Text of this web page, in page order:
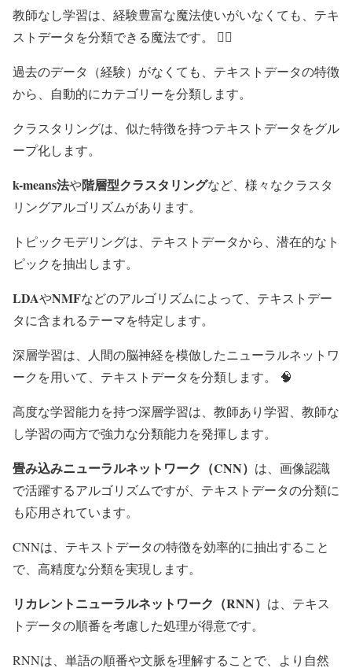
教師なし学習は、経験豊富な魔法使いがいなくても、テキ
ストデータを分類できる魔法です。 🧙‍♀️
過去のデータ（経験）がなくても、テキストデータの特徴
から、自動的にカテゴリーを分類します。
クラスタリングは、似た特徴を持つテキストデータをグル
ープ化します。
k-means法や階層型クラスタリングなど、様々なクラスタ
リングアルゴリズムがあります。
トピックモデリングは、テキストデータから、潜在的なト
ピックを抽出します。
LDAやNMFなどのアルゴリズムによって、テキストデー
タに含まれるテーマを特定します。
深層学習は、人間の脳神経を模倣したニューラルネットワ
ークを用いて、テキストデータを分類します。 🧠
高度な学習能力を持つ深層学習は、教師あり学習、教師な
し学習の両方で強力な分類能力を発揮します。
畳み込みニューラルネットワーク（CNN） は、画像認識
で活躍するアルゴリズムですが、テキストデータの分類に
も応用されています。
CNNは、テキストデータの特徴を効率的に抽出すること
で、高精度な分類を実現します。
リカレントニューラルネットワーク（RNN） は、テキス
トデータの順番を考慮した処理が得意です。
RNNは、単語の順番や文脈を理解することで、より自然